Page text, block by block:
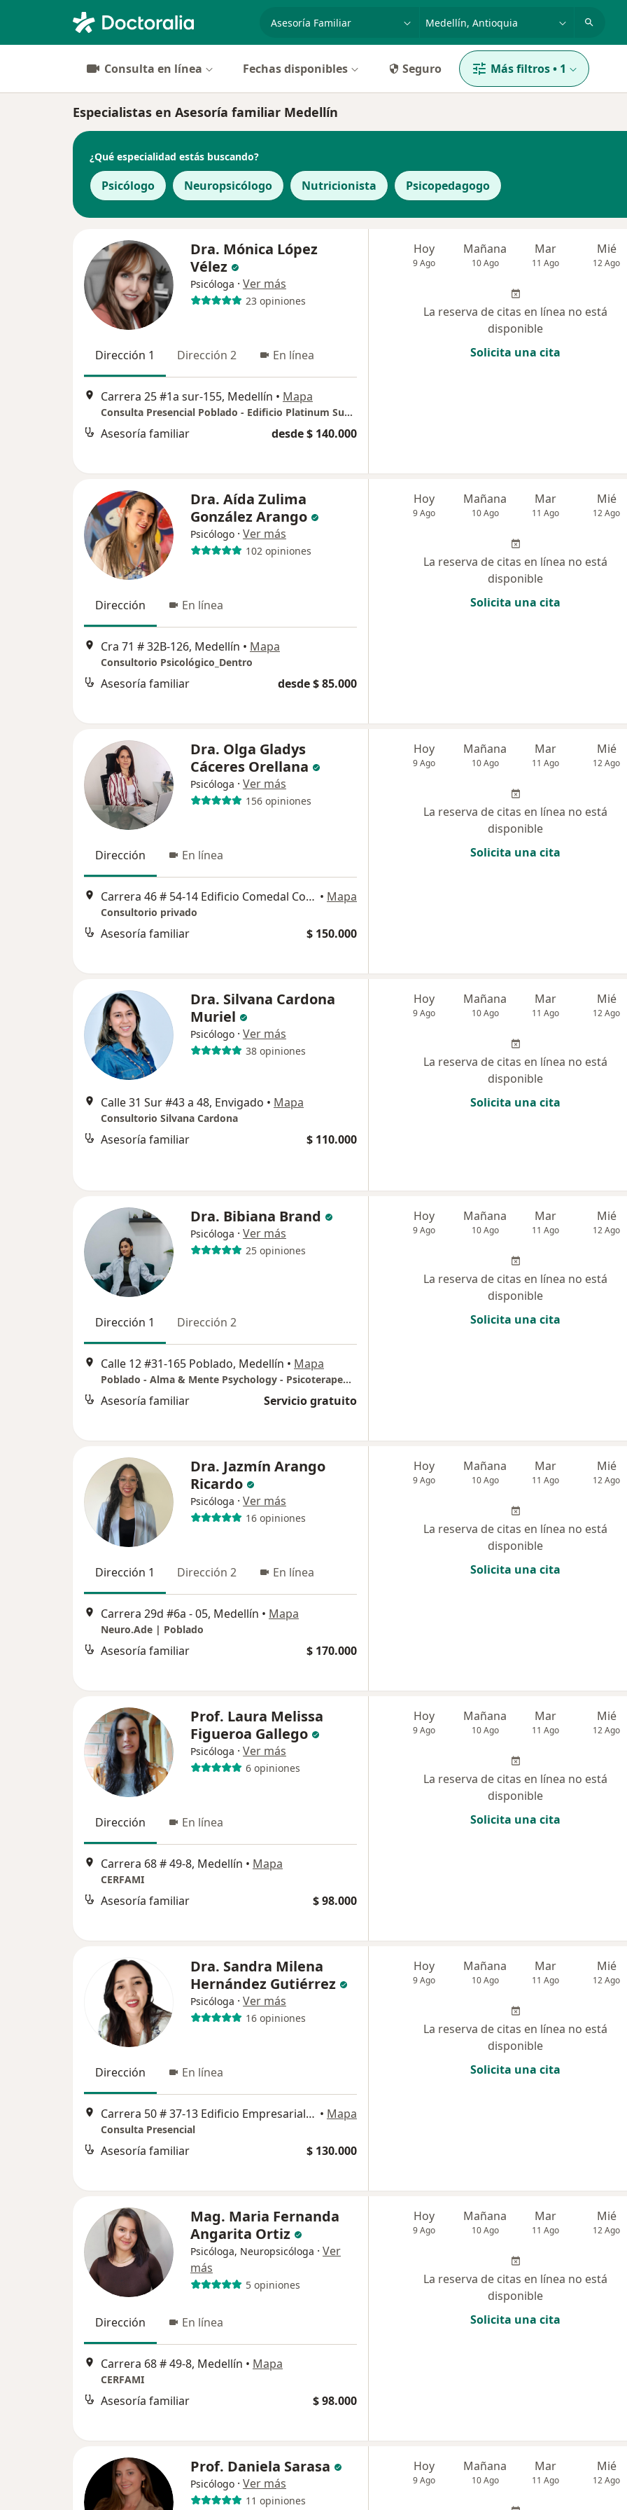
especialidad, enfermedad o nombrep. ej. Bogotá
Consulta en línea Fechas disponibles Seguro Más filtros• 1
Especialistas en Asesoría familiar Medellín
¿Qué especialidad estás buscando?
Psicólogo Neuropsicólogo Nutricionista Psicopedagogo
Dra. Mónica López
Vélez
Psicóloga · Ver más
23 opiniones
Dirección 1 Dirección 2 En línea
Carrera 25 #1a sur-155, Medellín • Mapa
Consulta Presencial Poblado - Edificio Platinum Superior
Asesoría familiar desde $ 140.000
Hoy
9 Ago
Mañana
10 Ago
Mar
11 Ago
Mié
12 Ago
La reserva de citas en línea no está
disponible
Solicita una cita
Dra. Aída Zulima
González Arango
Psicólogo · Ver más
102 opiniones
Dirección En línea
Cra 71 # 32B-126, Medellín • Mapa
Consultorio Psicológico_Dentro
Asesoría familiar desde $ 85.000
Hoy
9 Ago
Mañana
10 Ago
Mar
11 Ago
Mié
12 Ago
La reserva de citas en línea no está
disponible
Solicita una cita
Dra. Olga Gladys
Cáceres Orellana
Psicóloga · Ver más
156 opiniones
Dirección En línea
Carrera 46 # 54-14 Edificio Comedal Consultorio 710, Medellín • Mapa
Consultorio privado
Asesoría familiar $ 150.000
Hoy
9 Ago
Mañana
10 Ago
Mar
11 Ago
Mié
12 Ago
La reserva de citas en línea no está
disponible
Solicita una cita
Dra. Silvana Cardona
Muriel
Psicólogo · Ver más
38 opiniones
Calle 31 Sur #43 a 48, Envigado • Mapa
Consultorio Silvana Cardona
Asesoría familiar $ 110.000
Hoy
9 Ago
Mañana
10 Ago
Mar
11 Ago
Mié
12 Ago
La reserva de citas en línea no está
disponible
Solicita una cita
Dra. Bibiana Brand
Psicóloga · Ver más
25 opiniones
Dirección 1 Dirección 2
Calle 12 #31-165 Poblado, Medellín • Mapa
Poblado - Alma & Mente Psychology - Psicoterapeutas
Asesoría familiar Servicio gratuito
Hoy
9 Ago
Mañana
10 Ago
Mar
11 Ago
Mié
12 Ago
La reserva de citas en línea no está
disponible
Solicita una cita
Dra. Jazmín Arango
Ricardo
Psicóloga · Ver más
16 opiniones
Dirección 1 Dirección 2 En línea
Carrera 29d #6a - 05, Medellín • Mapa
Neuro.Ade | Poblado
Asesoría familiar $ 170.000
Hoy
9 Ago
Mañana
10 Ago
Mar
11 Ago
Mié
12 Ago
La reserva de citas en línea no está
disponible
Solicita una cita
Prof. Laura Melissa
Figueroa Gallego
Psicóloga · Ver más
6 opiniones
Dirección En línea
Carrera 68 # 49-8, Medellín • Mapa
CERFAMI
Asesoría familiar $ 98.000
Hoy
9 Ago
Mañana
10 Ago
Mar
11 Ago
Mié
12 Ago
La reserva de citas en línea no está
disponible
Solicita una cita
Dra. Sandra Milena
Hernández Gutiérrez
Psicóloga · Ver más
16 opiniones
Dirección En línea
Carrera 50 # 37-13 Edificio Empresarial ISMA, Bello • Mapa
Consulta Presencial
Asesoría familiar $ 130.000
Hoy
9 Ago
Mañana
10 Ago
Mar
11 Ago
Mié
12 Ago
La reserva de citas en línea no está
disponible
Solicita una cita
Mag. Maria Fernanda
Angarita Ortiz
Psicóloga, Neuropsicóloga · Ver
más
5 opiniones
Dirección En línea
Carrera 68 # 49-8, Medellín • Mapa
CERFAMI
Asesoría familiar $ 98.000
Hoy
9 Ago
Mañana
10 Ago
Mar
11 Ago
Mié
12 Ago
La reserva de citas en línea no está
disponible
Solicita una cita
Prof. Daniela Sarasa
Psicólogo · Ver más
11 opiniones
Hoy
9 Ago
Mañana
10 Ago
Mar
11 Ago
Mié
12 Ago